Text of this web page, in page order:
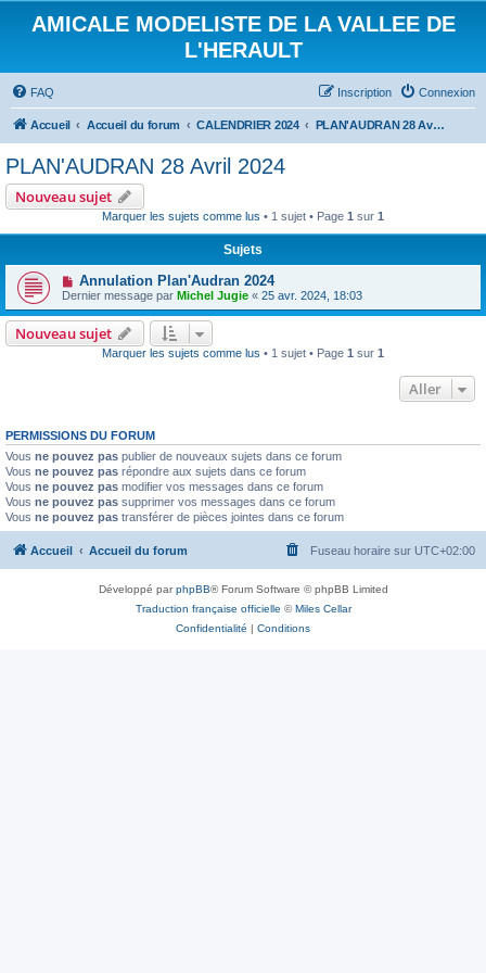
AMICALE MODELISTE DE LA VALLEE DE
L'HERAULT
FAQ Connexion
Inscription
Accueil Accueil du forum CALENDRIER 2024 PLAN'AUDRAN 28 Avril 2024
PLAN'AUDRAN 28 Avril 2024
Nouveau sujet
Marquer les sujets comme lus • 1 sujet • Page 1 sur 1
Sujets
Annulation Plan'Audran 2024
Dernier message par Michel Jugie « 25 avr. 2024, 18:03
Nouveau sujet
Marquer les sujets comme lus • 1 sujet • Page 1 sur 1
Aller
PERMISSIONS DU FORUM
Vous ne pouvez pas publier de nouveaux sujets dans ce forum
Vous ne pouvez pas répondre aux sujets dans ce forum
Vous ne pouvez pas modifier vos messages dans ce forum
Vous ne pouvez pas supprimer vos messages dans ce forum
Vous ne pouvez pas transférer de pièces jointes dans ce forum
Accueil Accueil du forum Fuseau horaire sur UTC+02:00
Développé parphpBB® Forum Software © phpBB Limited
Traduction française officielle ©Miles Cellar
Confidentialité | Conditions